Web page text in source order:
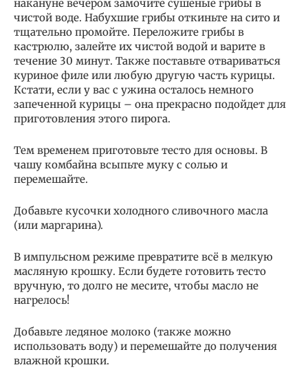
накануне вечером замочите сушеные грибы в
чистой воде. Набухшие грибы откиньте на сито и
тщательно промойте. Переложите грибы в
кастрюлю, залейте их чистой водой и варите в
течение 30 минут. Также поставьте отвариваться
куриное филе или любую другую часть курицы.
Кстати, если у вас с ужина осталось немного
запеченной курицы – она прекрасно подойдет для
приготовления этого пирога.
Тем временем приготовьте тесто для основы. В
чашу комбайна всыпьте муку с солью и
перемешайте.
Добавьте кусочки холодного сливочного масла
(или маргарина).
В импульсном режиме превратите всё в мелкую
масляную крошку. Если будете готовить тесто
вручную, то долго не месите, чтобы масло не
нагрелось!
Добавьте ледяное молоко (также можно
использовать воду) и перемешайте до получения
влажной крошки.